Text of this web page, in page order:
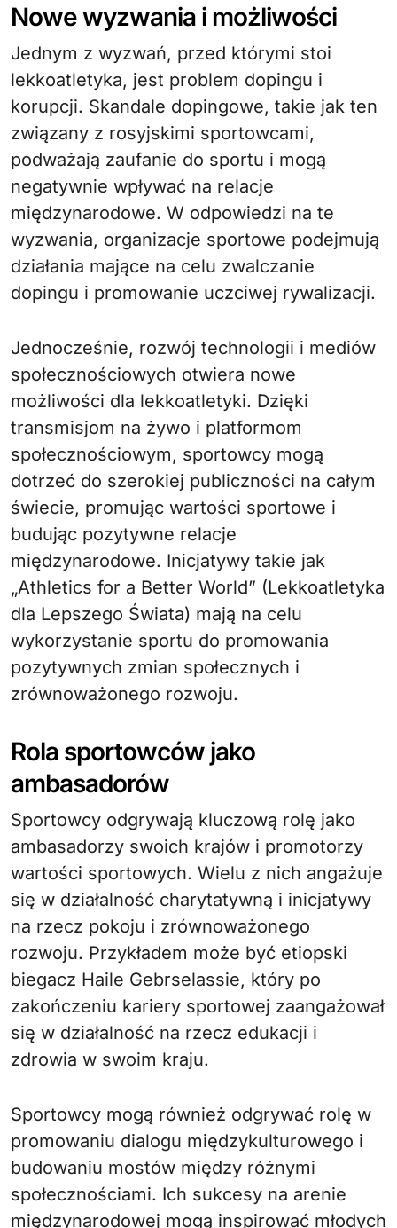
Nowe wyzwania i możliwości
Jednym z wyzwań, przed którymi stoi
lekkoatletyka, jest problem dopingu i
korupcji. Skandale dopingowe, takie jak ten
związany z rosyjskimi sportowcami,
podważają zaufanie do sportu i mogą
negatywnie wpływać na relacje
międzynarodowe. W odpowiedzi na te
wyzwania, organizacje sportowe podejmują
działania mające na celu zwalczanie
dopingu i promowanie uczciwej rywalizacji.
Jednocześnie, rozwój technologii i mediów
społecznościowych otwiera nowe
możliwości dla lekkoatletyki. Dzięki
transmisjom na żywo i platformom
społecznościowym, sportowcy mogą
dotrzeć do szerokiej publiczności na całym
świecie, promując wartości sportowe i
budując pozytywne relacje
międzynarodowe. Inicjatywy takie jak
„Athletics for a Better World” (Lekkoatletyka
dla Lepszego Świata) mają na celu
wykorzystanie sportu do promowania
pozytywnych zmian społecznych i
zrównoważonego rozwoju.
Rola sportowców jako
ambasadorów
Sportowcy odgrywają kluczową rolę jako
ambasadorzy swoich krajów i promotorzy
wartości sportowych. Wielu z nich angażuje
się w działalność charytatywną i inicjatywy
na rzecz pokoju i zrównoważonego
rozwoju. Przykładem może być etiopski
biegacz Haile Gebrselassie, który po
zakończeniu kariery sportowej zaangażował
się w działalność na rzecz edukacji i
zdrowia w swoim kraju.
Sportowcy mogą również odgrywać rolę w
promowaniu dialogu międzykulturowego i
budowaniu mostów między różnymi
społecznościami. Ich sukcesy na arenie
międzynarodowej mogą inspirować młodych